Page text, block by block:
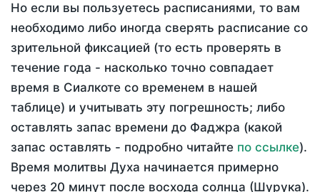
Но если вы пользуетесь расписаниями, то вам
необходимо либо иногда сверять расписание со
зрительной фиксацией (то есть проверять в
течение года - насколько точно совпадает
время в Сиалкоте со временем в нашей
таблице) и учитывать эту погрешность; либо
оставлять запас времени до Фаджра (какой
запас оставлять - подробно читайте по ссылке).
Время молитвы Духа начинается примерно
через 20 минут после восхода солнца (Шурука).